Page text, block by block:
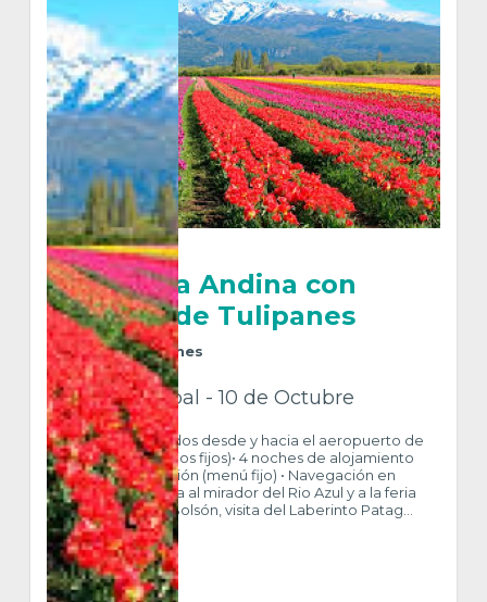
Comarca Andina con
Campo de Tulipanes
5 Días4Noches
Salida Grupal - 10 de Octubre
INCLUYE• Traslados desde y hacia el aeropuerto de
Bariloche (horarios fijos)• 4 noches de alojamiento
con media pensión (menú fijo) • Navegación en
Lago Puelo, visita al mirador del Rio Azul y a la feria
artesanal de El Bolsón, visita del Laberinto Patag...
$ 1.621.438